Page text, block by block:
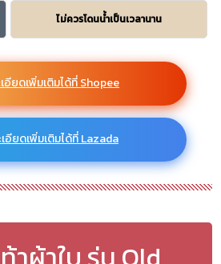
ไม่ควรโดนน้ำเป็นเวลานาน
อียดเพิ่มเติมได้ที่ Shopee
อียดเพิ่มเติมได้ที่ Lazada